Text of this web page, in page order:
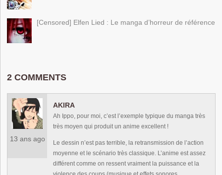
[Censored] Elfen Lied : Le manga d’horreur de référence
2 COMMENTS
13 ans ago
AKIRA
Ah Ippo, pour moi, c’est l’exemple typique du manga très
très moyen qui produit un anime excellent !
Le dessin n’est pas terrible, la retransmission de l’action
moyenne et le scénario très classique. L’anime est assez
différent comme on ressent vraiment la puissance et la